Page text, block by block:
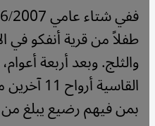
طفلاً من قرية أنفكو في
والثلج. وبعد أربعة
القاسية
بمن فيهم رضيع يبلغ من